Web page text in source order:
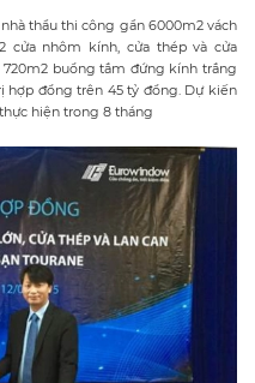
thầu thi công gần 6000m2 vách
cửa nhôm kính, cửa thép và cửa
buồng tắm đứng kính trắng
hợp đồng trên 45 tỷ đồng. Dự kiến
hiện trong 8 tháng